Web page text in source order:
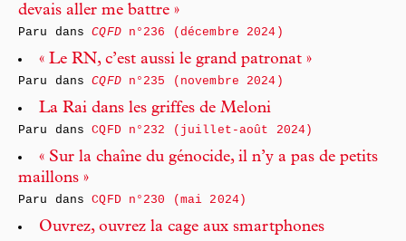
devais aller me battre »
Paru dansCQFDn°236 (décembre 2024)
« Le RN, c’est aussi le grand patronat »
Paru dansCQFDn°235 (novembre 2024)
La Rai dans les griffes de Meloni
Paru dansCQFD n°232 (juillet-août 2024)
« Sur la chaîne du génocide, il n’y a pas de petits
maillons »
Paru dansCQFD n°230 (mai 2024)
Ouvrez, ouvrez la cage aux smartphones